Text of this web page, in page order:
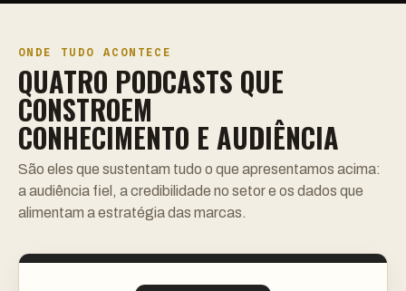
ONDE TUDO ACONTECE
QUATRO PODCASTS QUE
CONSTROEM
CONHECIMENTO E AUDIÊNCIA
São eles que sustentam tudo o que apresentamos acima:
a audiência fiel, a credibilidade no setor e os dados que
alimentam a estratégia das marcas.